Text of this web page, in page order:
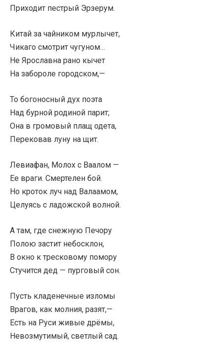
Приходит пестрый Эрзерум.
Китай за чайником мурлычет,
Чикаго смотрит чугуном…
Не Ярославна рано кычет
На забороле городском,—
То богоносный дух поэта
Над бурной родиной парит;
Она в громовый плащ одета,
Перековав луну на щит.
Левиафан, Молох с Ваалом —
Ее враги. Смертелен бой.
Но кроток луч над Валаамом,
Целуясь с ладожской волной.
А там, где снежную Печору
Полою застит небосклон,
В окно к тресковому помору
Стучится дед — пурговый сон.
Пусть кладенечные изломы
Врагов, как молния, разят,—
Есть на Руси живые дрёмы,
Невозмутимый, светлый сад.